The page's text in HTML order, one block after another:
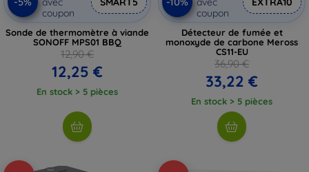
coupon
Sonde de thermomètre à viande
SONOFF MPS01 BBQ
12,90 €
12,25 €
En stock > 5 pièces
coupon
Détecteur de fumée et
monoxyde de carbone Meross
CS11-EU
36,90 €
33,22 €
En stock > 5 pièces